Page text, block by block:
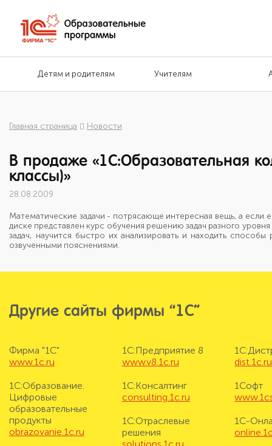
Детям и родителям Учителям
Главная страница Новости
В продаже «1С:Образовательная
классы)»
28.08.2009
Математические задачи - потрясающе интересная вещь, а
диске представлен курс обучения решению задач разного
задач, научится быстро их анализировать и находить
озвученными пояснениями.
Другие сайты фирмы “1С”
Фирма "1С"
www.1c.ru
1С:Образование.
Цифровые
образовательные
продукты
obrazovanie.1c.ru
1С:Предприятие 8
www.v8.1c.ru
1С:Консалтинг
consulting.1c.ru
1С:Отраслевые
решения
dist.1c.ru
1Софт
1С-